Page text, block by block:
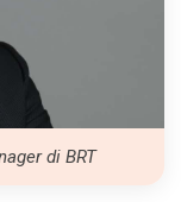
di BRT